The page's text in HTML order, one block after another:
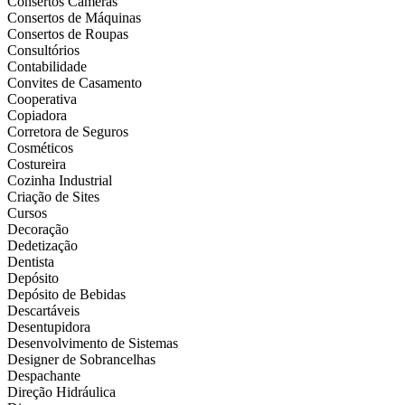
Consertos de Máquinas
Consertos de Roupas
Consultórios
Contabilidade
Convites de Casamento
Cooperativa
Copiadora
Corretora de Seguros
Cosméticos
Costureira
Cozinha Industrial
Criação de Sites
Cursos
Decoração
Dedetização
Dentista
Depósito
Depósito de Bebidas
Descartáveis
Desentupidora
Desenvolvimento de Sistemas
Designer de Sobrancelhas
Despachante
Direção Hidráulica